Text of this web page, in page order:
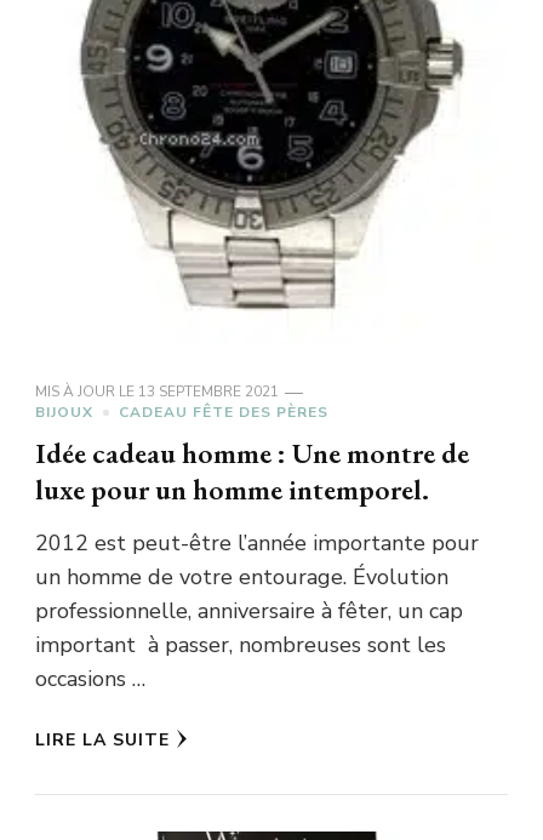
MIS À JOUR LE 13 SEPTEMBRE 2021
BIJOUX
CADEAU FÊTE DES PÈRES
Idée cadeau homme : Une montre de
luxe pour un homme intemporel.
2012 est peut-être l’année importante pour
un homme de votre entourage. Évolution
professionnelle, anniversaire à fêter, un cap
important à passer, nombreuses sont les
occasions …
LIRE LA SUITE